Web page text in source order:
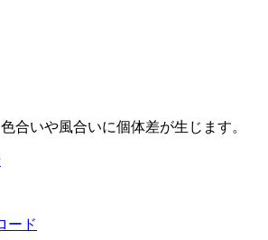
合いや風合いに個体差が生じます。
ード